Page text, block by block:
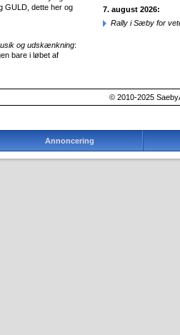
GULD, dette her og
og udskænkning:
bare i løbet af
7. august 2026:
Rally i Sæby for
© 2010-2025
Annoncering